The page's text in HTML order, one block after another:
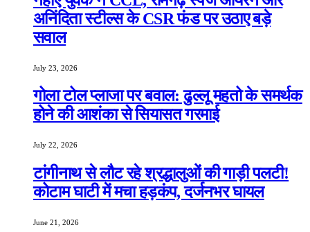
अनिंदिता स्टील्स के CSR फंड पर उठाए बड़े
सवाल
July 23, 2026
गोला टोल प्लाजा पर बवाल: ढुल्लू महतो के समर्थक
होने की आशंका से सियासत गरमाई
July 22, 2026
टांगीनाथ से लौट रहे श्रद्धालुओं की गाड़ी पलटी!
कोटाम घाटी में मचा हड़कंप, दर्जनभर घायल
June 21, 2026